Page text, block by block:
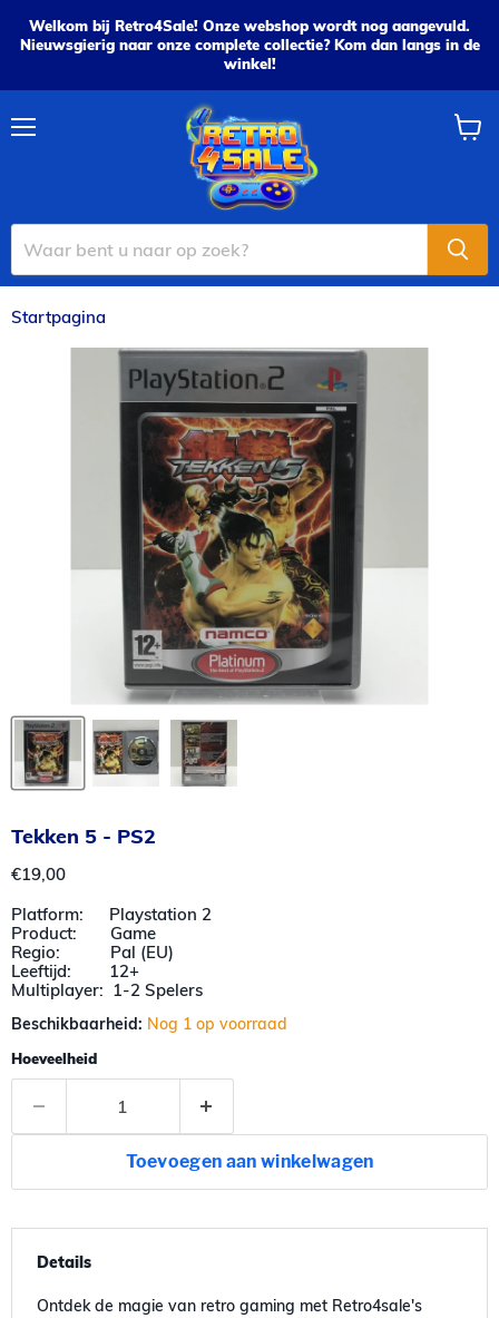
Welkom bij Retro4Sale! Onze webshop wordt nog aangevuld.
Nieuwsgierig naar onze complete collectie? Kom dan langs in de
winkel!
Startpagina
Tekken 5 - PS2
Huidige prijs
€19,00
Platform: Playstation 2
Product: Game
Regio: Pal (EU)
Leeftijd: 12+
Multiplayer: 1-2 Spelers
Beschikbaarheid: Nog 1 op voorraad
Hoeveelheid
Toevoegen aan winkelwagen
Details
Ontdek de magie van retro gaming met Retro4sale's